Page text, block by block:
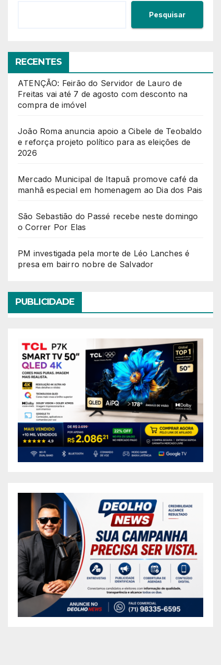
Pesquisar
RECENTES
ATENÇÃO: Feirão do Servidor de Lauro de
Freitas vai até 7 de agosto com desconto na
compra de imóvel
João Roma anuncia apoio a Cibele de Teobaldo
e reforça projeto político para as eleições de
2026
Mercado Municipal de Itapuã promove café da
manhã especial em homenagem ao Dia dos Pais
São Sebastião do Passé recebe neste domingo
o Correr Por Elas
PM investigada pela morte de Léo Lanches é
presa em bairro nobre de Salvador
PUBLICIDADE